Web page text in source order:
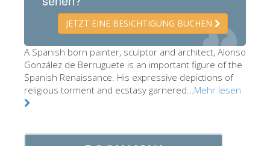
Bargello Museum
Galleria Accademia
Palatina Galerie
Medici Kapelle
JETZT EINE BESICHTIGUNG BUCHEN
A Spanish born painter, sculptor and architect, Alonso
González de Berruguete is an important figure of the
Spanish Renaissance. His expressive depictions of
religious torment and ecstasy garnered...Mehr lesen